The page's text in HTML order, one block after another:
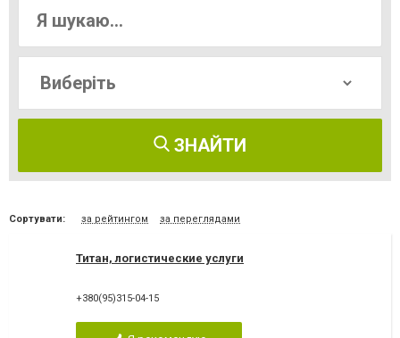
ЗНАЙТИ
Сортувати: за рейтингом за переглядами
Титан, логистические услуги
+380(95)315-04-15